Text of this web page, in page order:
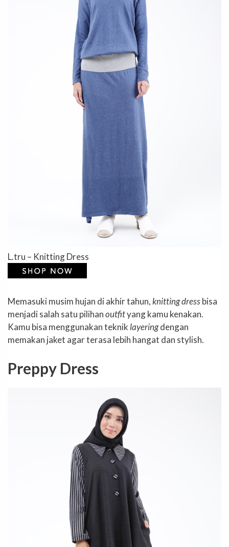
L.tru – Knitting Dress
Memasuki musim hujan di akhir tahun,knitting dressbisa
menjadi salah satu pilihanoutfityang kamu kenakan.
Kamu bisa menggunakan teknik layeringdengan
memakan jaket agar terasa lebih hangat dan stylish.
Preppy Dress